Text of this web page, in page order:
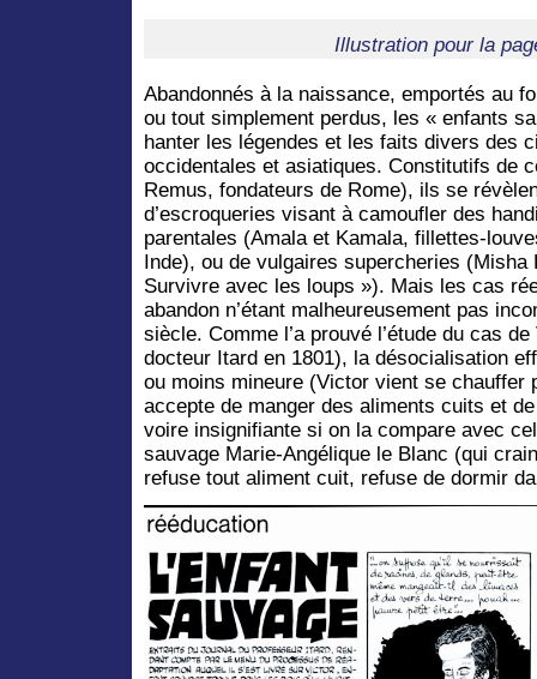
Illustration pour la
Abandonnés à la naissance, emportés au
ou tout simplement perdus, les « enfants
hanter les légendes et les faits divers des
occidentales et asiatiques. Constitutifs de
Remus, fondateurs de Rome), ils se
d’escroqueries visant à camoufler des
parentales (Amala et Kamala, fillettes-
Inde), ou de vulgaires supercheries
Survivre avec les loups »). Mais les cas
abandon n’étant malheureusement pas
siècle. Comme l’a prouvé l’étude du cas
docteur Itard en 1801), la désocialisation
ou moins mineure (Victor vient se chauffer
accepte de manger des aliments cuits et
voire insignifiante si on la compare avec
sauvage Marie-Angélique le Blanc (qui
refuse tout aliment cuit, refuse de dormir